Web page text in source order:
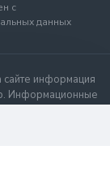
с
данных
информация
Информационные
не